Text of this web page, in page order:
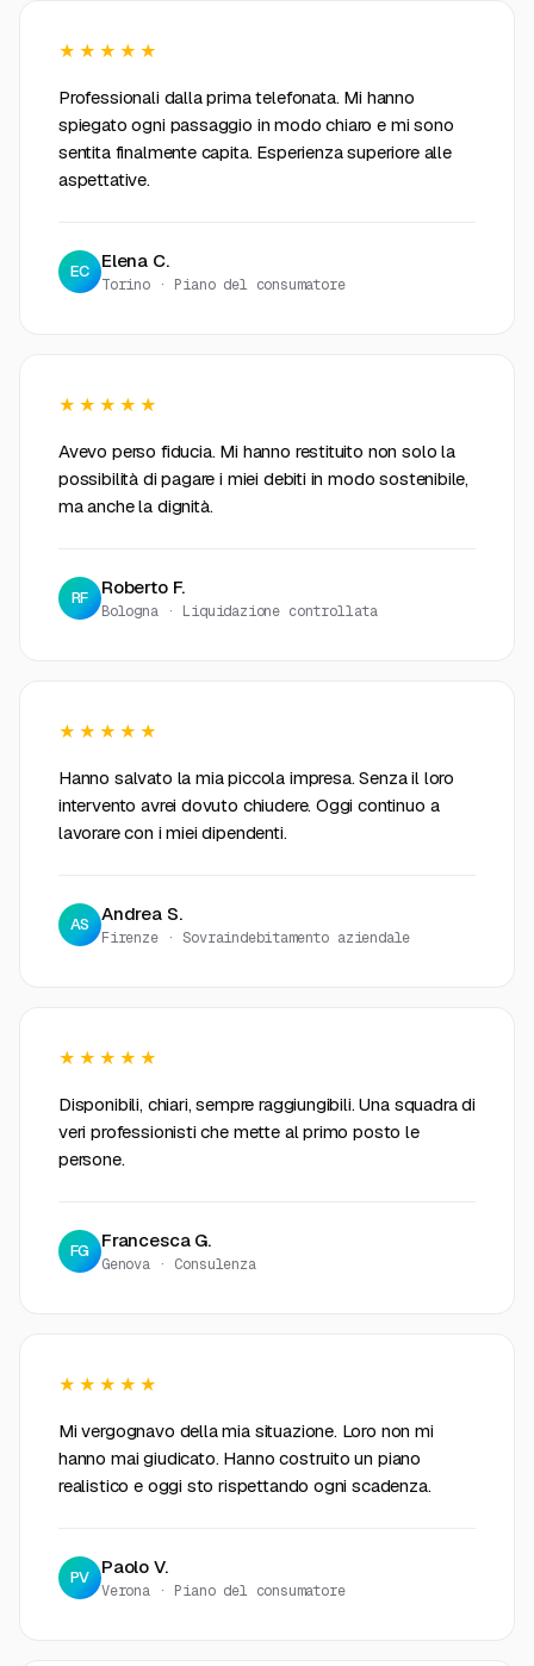
★★★★★
Professionali dalla prima telefonata. Mi hanno
spiegato ogni passaggio in modo chiaro e mi sono
sentita finalmente capita. Esperienza superiore alle
aspettative.
EC Elena C.
Torino · Piano del consumatore
★★★★★
Avevo perso fiducia. Mi hanno restituito non solo la
possibilità di pagare i miei debiti in modo sostenibile,
ma anche la dignità.
RF Roberto F.
Bologna · Liquidazione controllata
★★★★★
Hanno salvato la mia piccola impresa. Senza il loro
intervento avrei dovuto chiudere. Oggi continuo a
lavorare con i miei dipendenti.
AS Andrea S.
Firenze · Sovraindebitamento aziendale
★★★★★
Disponibili, chiari, sempre raggiungibili. Una squadra di
veri professionisti che mette al primo posto le
persone.
FG Francesca G.
Genova · Consulenza
★★★★★
Mi vergognavo della mia situazione. Loro non mi
hanno mai giudicato. Hanno costruito un piano
realistico e oggi sto rispettando ogni scadenza.
PV Paolo V.
Verona · Piano del consumatore